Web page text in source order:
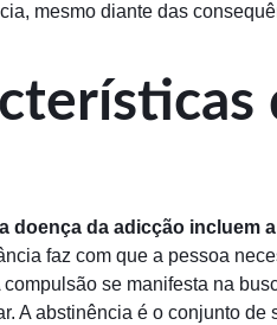
mesmo diante das
da adicção incluem
faz com que a pessoa
se manifesta na
A abstinência é o conjunto